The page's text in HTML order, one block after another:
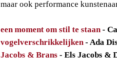
maar ook performance
een moment om stil te staan-
vogelverschrikkelijken- Ada
Jacobs & Brans - Els Jacobs &